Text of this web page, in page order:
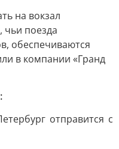
на вокзал
поезда
обеспечиваются
в компании «Гранд
отправится с